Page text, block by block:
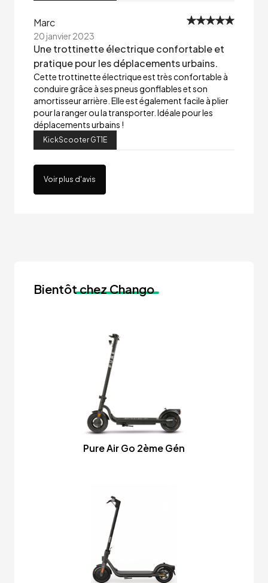
Marc
20 janvier 2023
Une trottinette électrique confortable et
pratique pour les déplacements urbains.
Cette trottinette électrique est très confortable à
conduire grâce à ses pneus gonflables et son
amortisseur arrière. Elle est également facile à plier
pour la ranger ou la transporter. Idéale pour les
déplacements urbains !
KickScooter GT1E
Voir plus d'avis
Bientôtchez Chango
Pure Air Go 2ème Gén